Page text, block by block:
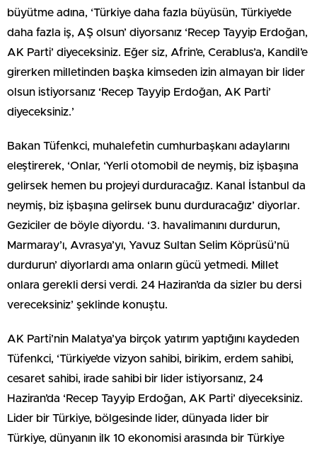
büyütme adına, ‘Türkiye daha fazla büyüsün, Türkiye’de
daha fazla iş, AŞ olsun’ diyorsanız ‘Recep Tayyip Erdoğan,
AK Parti’ diyeceksiniz. Eğer siz, Afrin’e, Cerablus’a, Kandil’e
girerken milletinden başka kimseden izin almayan bir lider
olsun istiyorsanız ‘Recep Tayyip Erdoğan, AK Parti’
diyeceksiniz.’
Bakan Tüfenkci, muhalefetin cumhurbaşkanı adaylarını
eleştirerek, ‘Onlar, ‘Yerli otomobil de neymiş, biz işbaşına
gelirsek hemen bu projeyi durduracağız. Kanal İstanbul da
neymiş, biz işbaşına gelirsek bunu durduracağız’ diyorlar.
Geziciler de böyle diyordu. ‘3. havalimanını durdurun,
Marmaray’ı, Avrasya’yı, Yavuz Sultan Selim Köprüsü’nü
durdurun’ diyorlardı ama onların gücü yetmedi. Millet
onlara gerekli dersi verdi. 24 Haziran’da da sizler bu dersi
vereceksiniz’ şeklinde konuştu.
AK Parti’nin Malatya’ya birçok yatırım yaptığını kaydeden
Tüfenkci, ‘Türkiye’de vizyon sahibi, birikim, erdem sahibi,
cesaret sahibi, irade sahibi bir lider istiyorsanız, 24
Haziran’da ‘Recep Tayyip Erdoğan, AK Parti’ diyeceksiniz.
Lider bir Türkiye, bölgesinde lider, dünyada lider bir
Türkiye, dünyanın ilk 10 ekonomisi arasında bir Türkiye